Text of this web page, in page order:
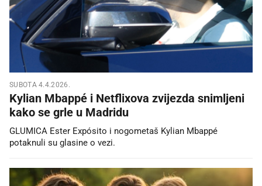
SUBOTA 4.4.2026.
Kylian Mbappé i Netflixova zvijezda snimljeni
kako se grle u Madridu
GLUMICA Ester Expósito i nogometaš Kylian Mbappé
potaknuli su glasine o vezi.